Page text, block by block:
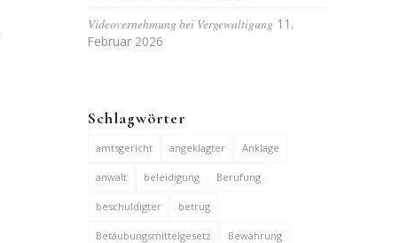
Videovernehmung bei Vergewaltigung 11.
Februar 2026
Schlagwörter
amtsgericht angeklagter Anklage
anwalt beleidigung Berufung
beschuldigter betrug
Betäubungsmittelgesetz Bewährung